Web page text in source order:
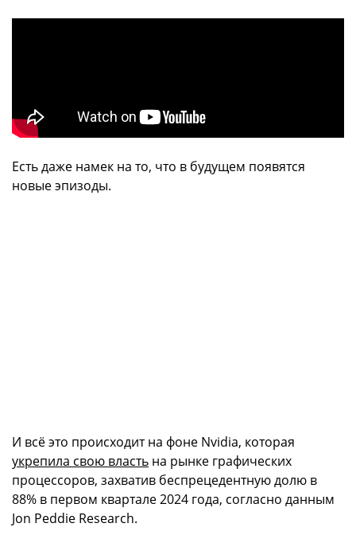
Есть даже намек на то, что в будущем появятся
новые эпизоды.
И всё это происходит на фоне Nvidia, которая
укрепила свою власть на рынке графических
процессоров, захватив беспрецедентную долю в
88% в первом квартале 2024 года, согласно данным
Jon Peddie Research.